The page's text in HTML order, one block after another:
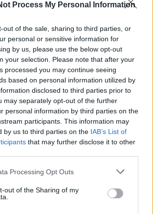
Process My Personal Information
out of the sale, sharing to third parties, or
personal or sensitive information for
by us, please use the below opt-out
your selection. Please note that after your
processed you may continue seeing
based on personal information utilized by
disclosed to third parties prior to
may separately opt-out of the further
personal information by third parties on the
participants. This information may
by us to third parties on the IAB’s List of
that may further disclose it to other
Processing Opt Outs
out of the Sharing of my
cikkei
08., szombat